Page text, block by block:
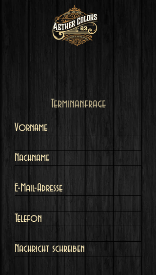
Terminanfrage
Vorname
Nachname
E-Mail-Adresse
Telefon
Nachricht schreiben